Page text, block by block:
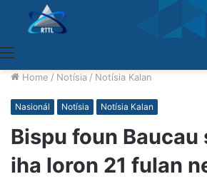
Home / Notísia / Notísia Kalan
Nasionál Notísia Notísia Kalan
Bispu foun Baucau
iha loron 21 fulan